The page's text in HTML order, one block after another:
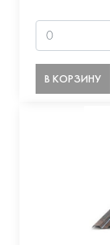
В КОРЗИНУ